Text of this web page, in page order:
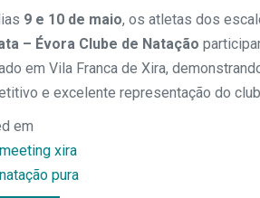
9 e 10 de maio, os atletas dos
– Évora Clube de Natação
em Vila Franca de Xira,
e excelente representação do
em
meeting xira
natação pura